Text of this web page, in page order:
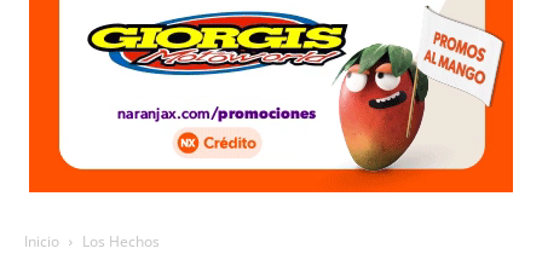
Inicio Los Hechos